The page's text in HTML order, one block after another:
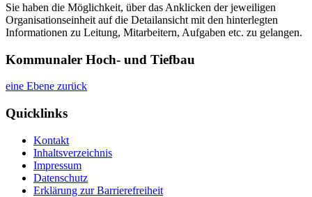
Sie haben die Möglichkeit, über das Anklicken der jeweiligen
Organisationseinheit auf die Detailansicht mit den hinterlegten
Informationen zu Leitung, Mitarbeitern, Aufgaben etc. zu gelangen.
Kommunaler Hoch- und Tiefbau
eine Ebene zurück
Quicklinks
Kontakt
Inhaltsverzeichnis
Impressum
Datenschutz
Erklärung zur Barrierefreiheit